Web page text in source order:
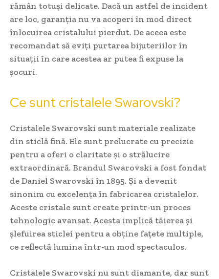
rămân totuși delicate. Dacă un astfel de incident
are loc, garanția nu va acoperi în mod direct
înlocuirea cristalului pierdut. De aceea este
recomandat să eviți purtarea bijuteriilor în
situații în care acestea ar putea fi expuse la
șocuri.
Ce sunt cristalele Swarovski?
Cristalele Swarovski sunt materiale realizate
din sticlă fină. Ele sunt prelucrate cu precizie
pentru a oferi o claritate și o strălucire
extraordinară. Brandul Swarovski a fost fondat
de Daniel Swarovski în 1895. Și a devenit
sinonim cu excelența în fabricarea cristalelor.
Aceste cristale sunt create printr-un proces
tehnologic avansat. Acesta implică tăierea și
șlefuirea sticlei pentru a obține fațete multiple,
ce reflectă lumina într-un mod spectaculos.
Cristalele Swarovski nu sunt diamante, dar sunt